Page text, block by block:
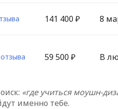
141 400 ₽ 8
59 500 ₽ В
«где учиться моушн-
именно тебе.